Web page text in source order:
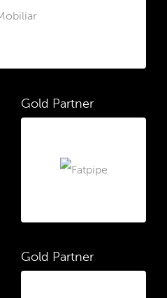
Gold Partner
Gold Partner